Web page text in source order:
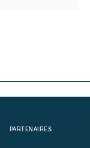
PARTENAIRES